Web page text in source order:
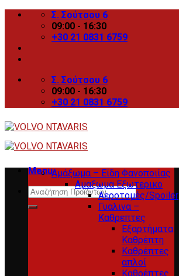
Skip
Σ. Σούτσου 6
09:00 - 16:30
+30 21 0831 6759
Σ. Σούτσου 6
09:00 - 16:30
+30 21 0831 6759
Menu
Search
for:
Αμάξωμα – Είδη Φανοποιίας
Αμαξωμα Εξωτερικο
Αεροτομές/Spoiler
Γυαλινα –
Καθρεπτες
Εξαρτήματα
Καθρέπτη
Καθρέπτες
απλοί
Καθρέπτες